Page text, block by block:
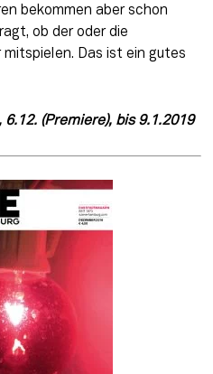
bekommen aber schon
ob der oder die
Das ist ein gutes
6.12. (Premiere), bis 9.1.2019